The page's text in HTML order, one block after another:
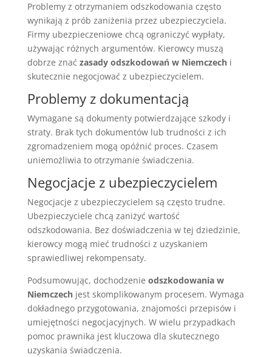
Problemy z otrzymaniem odszkodowania często
wynikają z prób zaniżenia przez ubezpieczyciela.
Firmy ubezpieczeniowe chcą ograniczyć wypłaty,
używając różnych argumentów. Kierowcy muszą
dobrze znać zasady odszkodowań w Niemczechi
skutecznie negocjować z ubezpieczycielem.
Problemy z dokumentacją
Wymagane są dokumenty potwierdzające szkody i
straty. Brak tych dokumentów lub trudności z ich
zgromadzeniem mogą opóźnić proces. Czasem
uniemożliwia to otrzymanie świadczenia.
Negocjacje z ubezpieczycielem
Negocjacje z ubezpieczycielem są często trudne.
Ubezpieczyciele chcą zaniżyć wartość
odszkodowania. Bez doświadczenia w tej dziedzinie,
kierowcy mogą mieć trudności z uzyskaniem
sprawiedliwej rekompensaty.
Podsumowując, dochodzenie odszkodowania w
Niemczechjest skomplikowanym procesem. Wymaga
dokładnego przygotowania, znajomości przepisów i
umiejętności negocjacyjnych. W wielu przypadkach
pomoc prawnika jest kluczowa dla skutecznego
uzyskania świadczenia.